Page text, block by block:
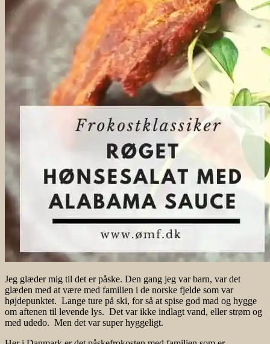
Jeg glæder mig til det er påske. Den gang jeg var barn, var det
glæden med at være med familien i de norske fjelde som var
højdepunktet. Lange ture på ski, for så at spise god mad og hygge
om aftenen til levende lys. Det var ikke indlagt vand, eller strøm og
med udedo. Men det var super hyggeligt.